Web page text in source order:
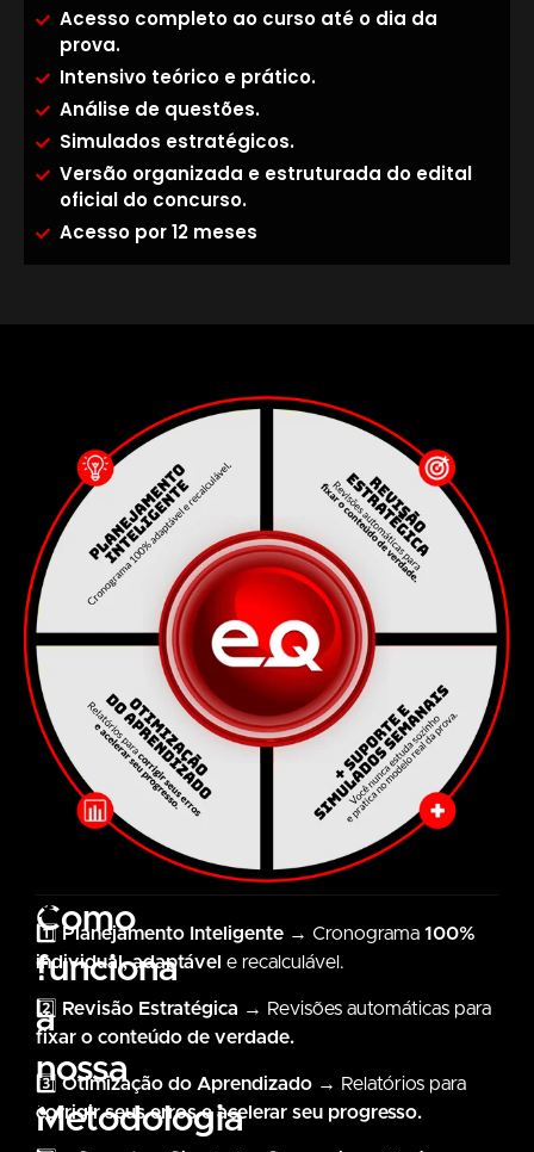
Acesso completo ao curso até o dia da
prova.
Intensivo teórico e prático.
Análise de questões.
Simulados estratégicos.
Versão organizada e estruturada do edital
oficial do concurso.
Acesso por 12 meses
Como
funciona
a
nossa
Metodologia
📌
Apresentamos
o
Método
P.R.O+
–
O
Jeito
1️⃣ Planejamento Inteligente → Cronograma 100%
individual, adaptável e recalculável.
2️⃣ Revisão Estratégica → Revisões automáticas para
fixar o conteúdo de verdade.
3️⃣Otimização do Aprendizado → Relatórios para
corrigir seus erros e acelerar seu progresso.